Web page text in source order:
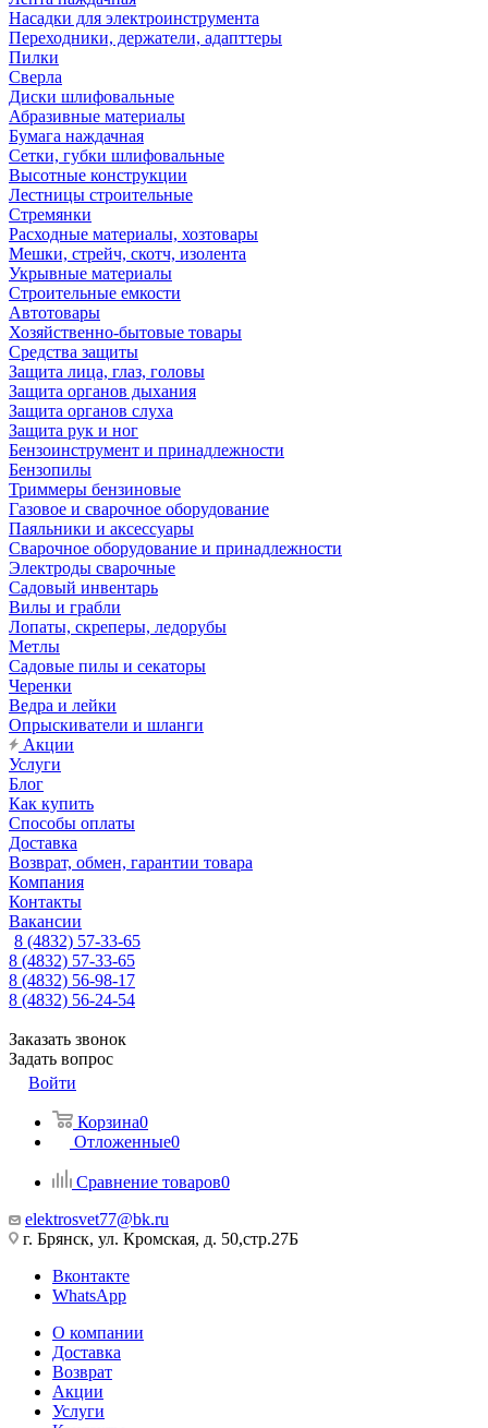
Насадки для электроинструмента
Переходники, держатели, адапттеры
Пилки
Сверла
Диски шлифовальные
Абразивные материалы
Бумага наждачная
Сетки, губки шлифовальные
Высотные конструкции
Лестницы строительные
Стремянки
Расходные материалы, хозтовары
Мешки, стрейч, скотч, изолента
Укрывные материалы
Строительные емкости
Автотовары
Хозяйственно-бытовые товары
Средства защиты
Защита лица, глаз, головы
Защита органов дыхания
Защита органов слуха
Защита рук и ног
Бензоинструмент и принадлежности
Бензопилы
Триммеры бензиновые
Газовое и сварочное оборудование
Паяльники и аксессуары
Сварочное оборудование и принадлежности
Электроды сварочные
Садовый инвентарь
Вилы и грабли
Лопаты, скреперы, ледорубы
Метлы
Садовые пилы и секаторы
Черенки
Ведра и лейки
Опрыскиватели и шланги
Акции
Услуги
Блог
Как купить
Способы оплаты
Доставка
Возврат, обмен, гарантии товара
Компания
Контакты
Вакансии
8 (4832) 57-33-65
8 (4832) 57-33-65
8 (4832) 56-98-17
8 (4832) 56-24-54
Заказать звонок
Задать вопрос
Войти
Корзина0
Отложенные0
Сравнение товаров0
elektrosvet77@bk.ru
г. Брянск, ул. Кромская, д. 50,стр.27Б
Вконтакте
WhatsApp
О компании
Доставка
Возврат
Акции
Услуги